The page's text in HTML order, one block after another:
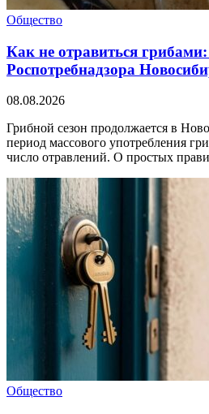
Общество
Как не отравиться
Роспотребнадзора
08.08.2026
Грибной сезон продолжается в
период массового употребления
число отравлений. О простых
Общество